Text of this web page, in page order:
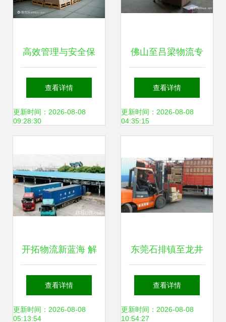
高效管理与安全保
障 普通货物仓储服
务的核心价值
查看详情
更新时间：2026-08-08
09:28:30
佛山至吕梁物流专
线 2023年全境直
达与普通货物仓储
查看详情
更新时间：2026-08-08
04:35:15
开拓物流新蓝海 解
析沈阳普通货物零
担班线与仓储服务
查看详情
更新时间：2026-08-08
05:13:54
东莞石排镇至龙井
物流专线 高效、安
全的普通货物仓储
查看详情
更新时间：2026-08-08
10:54:27